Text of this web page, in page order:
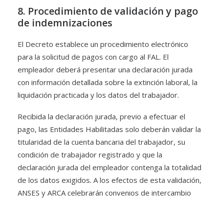
8. Procedimiento de validación y pago
de indemnizaciones
El Decreto establece un procedimiento electrónico
para la solicitud de pagos con cargo al FAL. El
empleador deberá presentar una declaración jurada
con información detallada sobre la extinción laboral, la
liquidación practicada y los datos del trabajador.
Recibida la declaración jurada, previo a efectuar el
pago, las Entidades Habilitadas solo deberán validar la
titularidad de la cuenta bancaria del trabajador, su
condición de trabajador registrado y que la
declaración jurada del empleador contenga la totalidad
de los datos exigidos. A los efectos de esta validación,
ANSES y ARCA celebrarán convenios de intercambio